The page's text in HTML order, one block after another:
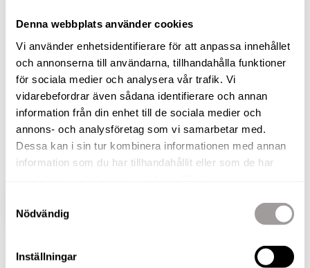
Denna webbplats använder cookies
Vi använder enhetsidentifierare för att anpassa innehållet
och annonserna till användarna, tillhandahålla funktioner
för sociala medier och analysera vår trafik. Vi
vidarebefordrar även sådana identifierare och annan
information från din enhet till de sociala medier och
annons- och analysföretag som vi samarbetar med.
Dessa kan i sin tur kombinera informationen med annan
information som du har tillhandahållit eller som de har
Nödvändig
Inställningar
Ljus och välplanerad 2:a i
Bossåsen!
I lugna och familjevänliga Bossåsen i Degerfors
finns denna hemtrevliga och ljusa 2:a en
halvtrappa upp i huset nu till salu! Smart
planlösning och fina rum gör denna bostad enkel
att bara flytta in i.